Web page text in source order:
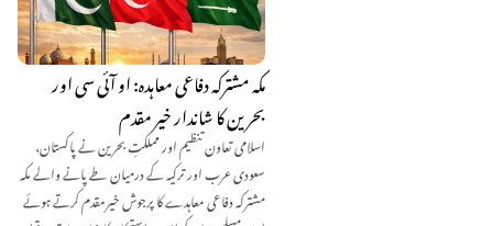
مکہ مشترکہ دفاعی معاہدہ: او آئی سی اور
بحرین کا شاندار خیر مقدم
اسلامی تعاون تنظیم اور مملکتِ بحرین نے پاکستان،
سعودی عرب اور ترکیہ کے درمیان طے پانے والے مکہ
مشترکہ دفاعی معاہدے کا پرجوش خیرمقدم کرتے ہوئے